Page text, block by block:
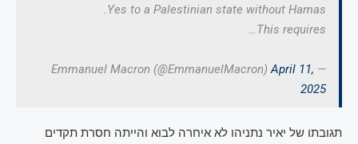
Yes to a Palestinian state without Hamas.
This requires…
— Emmanuel Macron (@EmmanuelMacron)
April 11,
2025
תגובתו של יאיר נתניהו לא איחרה לבוא והייתה חסרת תקדים